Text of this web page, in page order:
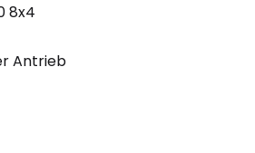
8x4
Antrieb